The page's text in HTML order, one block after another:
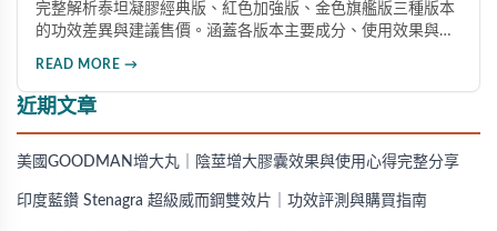
完整解析泰坦凝膠經典版、紅色加強版、金色旗艦版三種版本
的功效差異與建議售價。涵蓋各版本主要成分、使用效果與適
READ MORE →
近期文章
美國GOODMAN增大丸｜陰莖增大膠囊效果與使用心得完整分享
印度藍鑽 Stenagra 超級威而鋼雙效片｜功效評測與購買指南